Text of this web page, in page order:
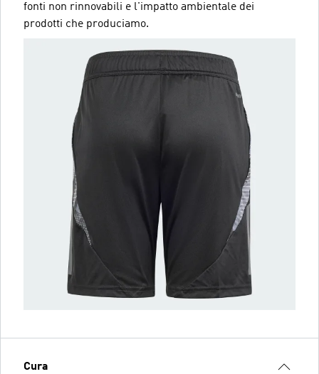
fonti non rinnovabili e l'impatto ambientale dei
prodotti che produciamo.
Cura